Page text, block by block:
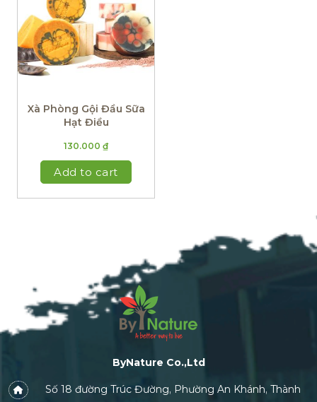
Xà Phòng Gội Đầu Sữa
Hạt Điều
130.000 ₫
Add to cart
ByNature Co.,Ltd
Số 18 đường Trúc Đường, Phường An Khánh, Thành